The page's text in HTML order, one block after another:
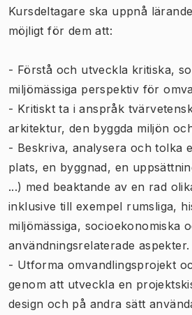
Kursdeltagare ska uppnå
möjligt för dem att:
- Förstå och utveckla kritiska,
miljömässiga perspektiv för
- Kritiskt ta i anspråk
arkitektur, den byggda miljön
- Beskriva, analysera och tolka
plats, en byggnad, en
...) med beaktande av en rad
inklusive till exempel rumsliga,
miljömässiga, socioekonomiska
användningsrelaterade aspekter.
- Utforma omvandlingsprojekt
genom att utveckla en
design och på andra sätt